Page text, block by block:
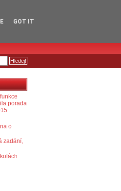
porada
o
zadání,
GOT IT